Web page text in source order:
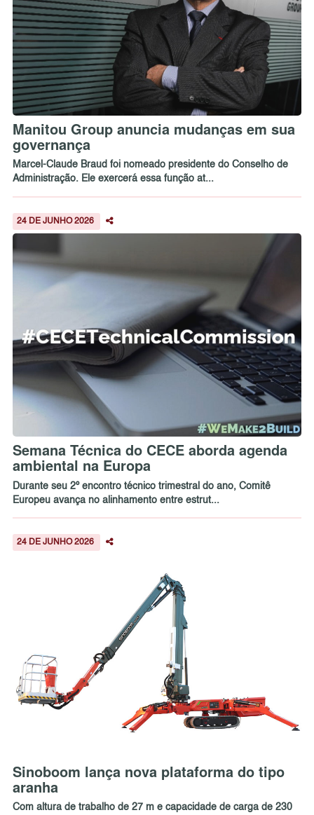
Manitou Group anuncia mudanças em sua
governança
Marcel-Claude Braud foi nomeado presidente do Conselho de
Administração. Ele exercerá essa função at...
24 DE JUNHO 2026
Semana Técnica do CECE aborda agenda
ambiental na Europa
Durante seu 2º encontro técnico trimestral do ano, Comitê
Europeu avança no alinhamento entre estrut...
24 DE JUNHO 2026
Sinoboom lança nova plataforma do tipo
aranha
Com altura de trabalho de 27 m e capacidade de carga de 230